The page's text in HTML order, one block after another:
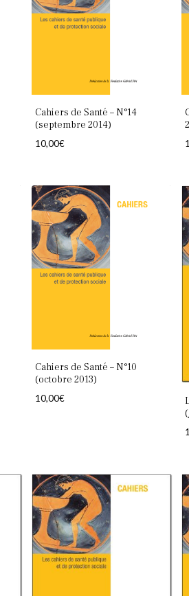
Cahiers de Santé – N°14
(septembre 2014)
10,00€
Cahiers de Santé – N°10
(octobre 2013)
10,00€